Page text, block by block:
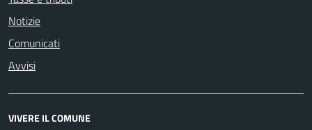
Notizie
Comunicati
Avvisi
VIVERE IL COMUNE